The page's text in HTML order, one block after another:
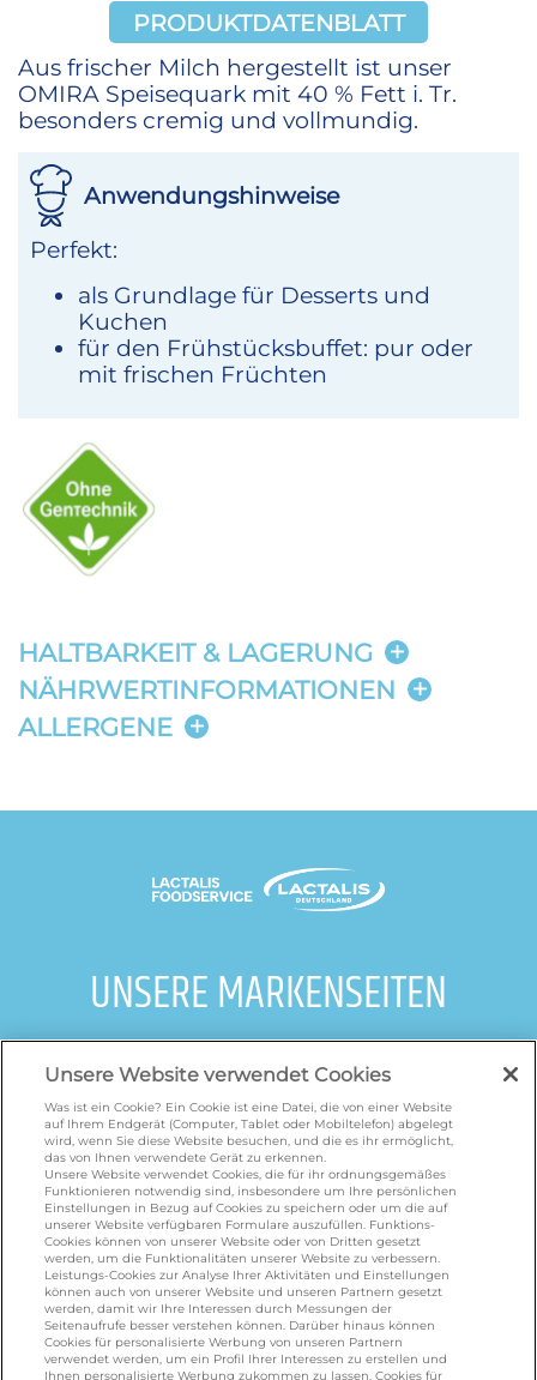
PRODUKTDATENBLATT
Aus frischer Milch hergestellt ist unser
OMIRA Speisequark mit 40 % Fett i. Tr.
besonders cremig und vollmundig.
Anwendungshinweise
Perfekt:
als Grundlage für Desserts und
Kuchen
für den Frühstücksbuffet: pur oder
mit frischen Früchten
HALTBARKEIT & LAGERUNG
NÄHRWERTINFORMATIONEN
ALLERGENE
UNSERE MARKENSEITEN
galbani.de/leerdammer.de/president.de/
salakis.de/frankenland.com
omiramilch.de/minusl.de
KONTAKT
foodservice.info@de.lactalis.com
Lactalis Deutschland GmbH - Tel: +49 (0)751
887 366 /lactalis.de
Omira Bodenseemilch GmbH - Tel: +49
Unsere Website verwendet Cookies
Was ist ein Cookie? Ein Cookie ist eine Datei, die von einer Website
auf Ihrem Endgerät (Computer, Tablet oder Mobiltelefon) abgelegt
wird, wenn Sie diese Website besuchen, und die es ihr ermöglicht,
das von Ihnen verwendete Gerät zu erkennen.
Unsere Website verwendet Cookies, die für ihr ordnungsgemäßes
Funktionieren notwendig sind, insbesondere um Ihre persönlichen
Einstellungen in Bezug auf Cookies zu speichern oder um die auf
unserer Website verfügbaren Formulare auszufüllen. Funktions-
Cookies können von unserer Website oder von Dritten gesetzt
werden, um die Funktionalitäten unserer Website zu verbessern.
Leistungs-Cookies zur Analyse Ihrer Aktivitäten und Einstellungen
können auch von unserer Website und unseren Partnern gesetzt
werden, damit wir Ihre Interessen durch Messungen der
Seitenaufrufe besser verstehen können. Darüber hinaus können
Cookies für personalisierte Werbung von unseren Partnern
verwendet werden, um ein Profil Ihrer Interessen zu erstellen und
Ihnen personalisierte Werbung zukommen zu lassen. Cookies für